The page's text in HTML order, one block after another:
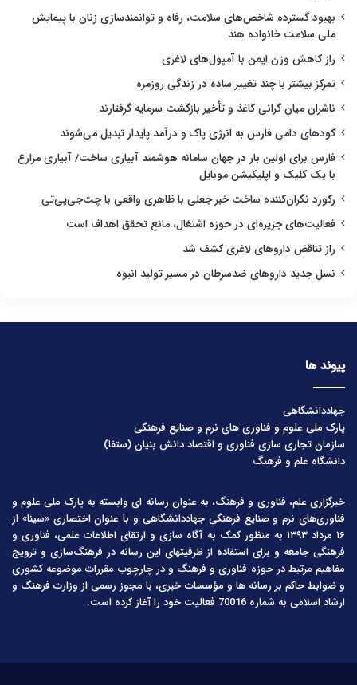
بهبود گسترده شاخص‌های سلامت، رفاه و توانمندسازی زنان با پیمایش
ملی سلامت خانواده هند
راز کاهش وزن ایمن با آمپول‌های لاغری
تمرکز بیشتر با چند تغییر ساده در زندگی روزمره
ناشران میان گرانی کاغذ و تأخیر بازگشت سرمایه گرفتارند
کودهای دامی فارس به انرژی پاک و درآمد پایدار تبدیل می‌شوند
فارس برای اولین بار در جهان سامانه هوشمند آبیاری ساخت/ آبیاری مزارع
با یک کلیک و اپلیکیشن موبایل
رکورد نگران‌کننده ساخت خبر جعلی با ظاهری واقعی با چت‌جی‌پی‌تی
فعالیت‌های جزیره‌ای در حوزه اشتغال، مانع تحقق اهداف است
راز تناقض داروهای لاغری کشف شد
نسل جدید داروهای ضدسرطان در مسیر تولید انبوه
پیوند ها
جهاددانشگاهی
پارک ملی علوم و فناوری های نرم و صنایع فرهنگی
سازمان تجاری سازی فناوری و اقتصاد دانش بنیان (ستفا)
دانشگاه علم و فرهنگ
خبرگزاری علم، فناوری و فرهنگ، به عنوان رسانه ای وابسته به پارک ملی علوم و
فناوری‌های نرم و صنایع فرهنگیِ جهاددانشگاهی و با عنوان اختصاری «سینا» از
۱۶ مرداد ۱۳۹۳ به منظور کمک به آگاه سازی و ارتقای اطلاعات علمی، فناوری و
فرهنگی جامعه و برای استفاده از ظرفیتهای این رسانه در فرهنگ‌سازی و ترویج
مفاهیم مرتبط در حوزه فناوری و فرهنگ و در چارچوب مقررات موضوعه کشوری
و ضوابط حاکم بر رسانه ها و مؤسسات خبری، با مجوز رسمی از وزارت فرهنگ و
ارشاد اسلامی به شماره 70016 فعالیت خود را آغاز کرده است.